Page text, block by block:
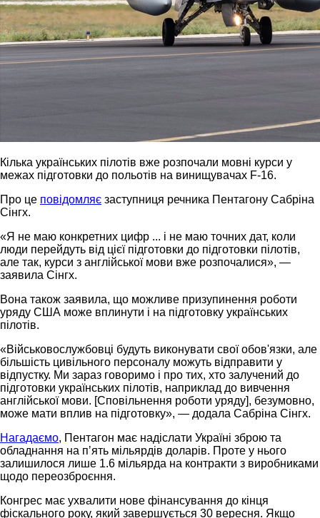
Кілька українських пілотів вже розпочали мовні курси у
межах підготовки до польотів на винищувачах F-16.
Про це повідомляє заступниця речника Пентагону Сабріна
Сінгх.
«Я не маю конкретних цифр ... і не маю точних дат, коли
люди перейдуть від цієї підготовки до підготовки пілотів,
але так, курси з англійської мови вже розпочалися», —
заявила Сінгх.
Вона також заявила, що можливе призупинення роботи
уряду США може вплинути і на підготовку українських
пілотів.
«Військовослужбовці будуть виконувати свої обов'язки, але
більшість цивільного персоналу можуть відправити у
відпустку. Ми зараз говоримо і про тих, хто залучений до
підготовки українських пілотів, наприклад до вивчення
англійської мови. [Сповільнення роботи уряду], безумовно,
може мати вплив на підготовку», — додала Сабріна Сінгх.
Нагадаємо, Пентагон має надіслати Україні зброю та
обладнання на пʼять мільярдів доларів. Проте у нього
залишилося лише 1.6 мільярда на контракти з виробниками
щодо переозброєння.
Конгрес має ухвалити нове фінансування до кінця
фіскального року, який завершується 30 вересня. Якщо